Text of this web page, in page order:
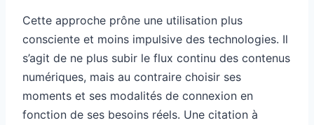
Cette approche prône une utilisation plus
consciente et moins impulsive des technologies. Il
s’agit de ne plus subir le flux continu des contenus
numériques, mais au contraire choisir ses
moments et ses modalités de connexion en
fonction de ses besoins réels. Une citation à